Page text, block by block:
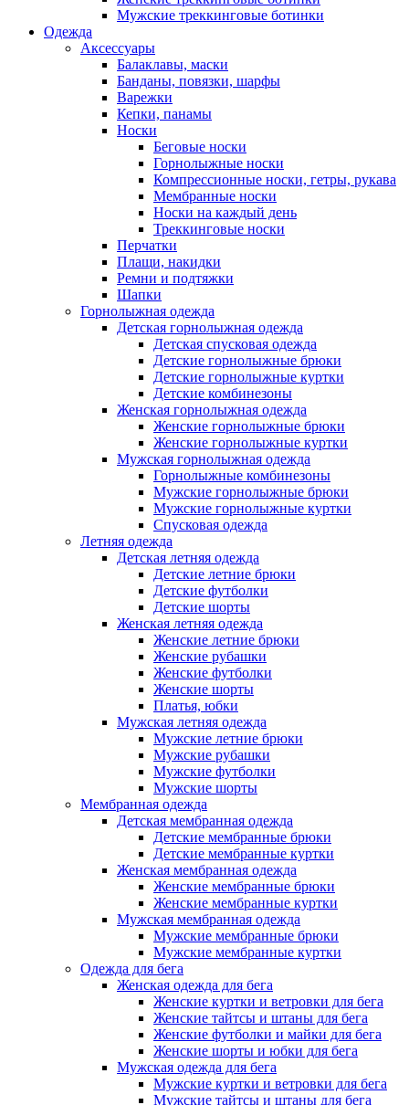
Мужские треккинговые ботинки
Одежда
Аксессуары
Балаклавы, маски
Банданы, повязки, шарфы
Варежки
Кепки, панамы
Носки
Беговые носки
Горнолыжные носки
Компрессионные носки, гетры, рукава
Мембранные носки
Носки на каждый день
Треккинговые носки
Перчатки
Плащи, накидки
Ремни и подтяжки
Шапки
Горнолыжная одежда
Детская горнолыжная одежда
Детская спусковая одежда
Детские горнолыжные брюки
Детские горнолыжные куртки
Детские комбинезоны
Женская горнолыжная одежда
Женские горнолыжные брюки
Женские горнолыжные куртки
Мужская горнолыжная одежда
Горнолыжные комбинезоны
Мужские горнолыжные брюки
Мужские горнолыжные куртки
Спусковая одежда
Летняя одежда
Детская летняя одежда
Детские летние брюки
Детские футболки
Детские шорты
Женская летняя одежда
Женские летние брюки
Женские рубашки
Женские футболки
Женские шорты
Платья, юбки
Мужская летняя одежда
Мужские летние брюки
Мужские рубашки
Мужские футболки
Мужские шорты
Мембранная одежда
Детская мембранная одежда
Детские мембранные брюки
Детские мембранные куртки
Женская мембранная одежда
Женские мембранные брюки
Женские мембранные куртки
Мужская мембранная одежда
Мужские мембранные брюки
Мужские мембранные куртки
Одежда для бега
Женская одежда для бега
Женские куртки и ветровки для бега
Женские тайтсы и штаны для бега
Женские футболки и майки для бега
Женские шорты и юбки для бега
Мужская одежда для бега
Мужские куртки и ветровки для бега
Мужские тайтсы и штаны для бега